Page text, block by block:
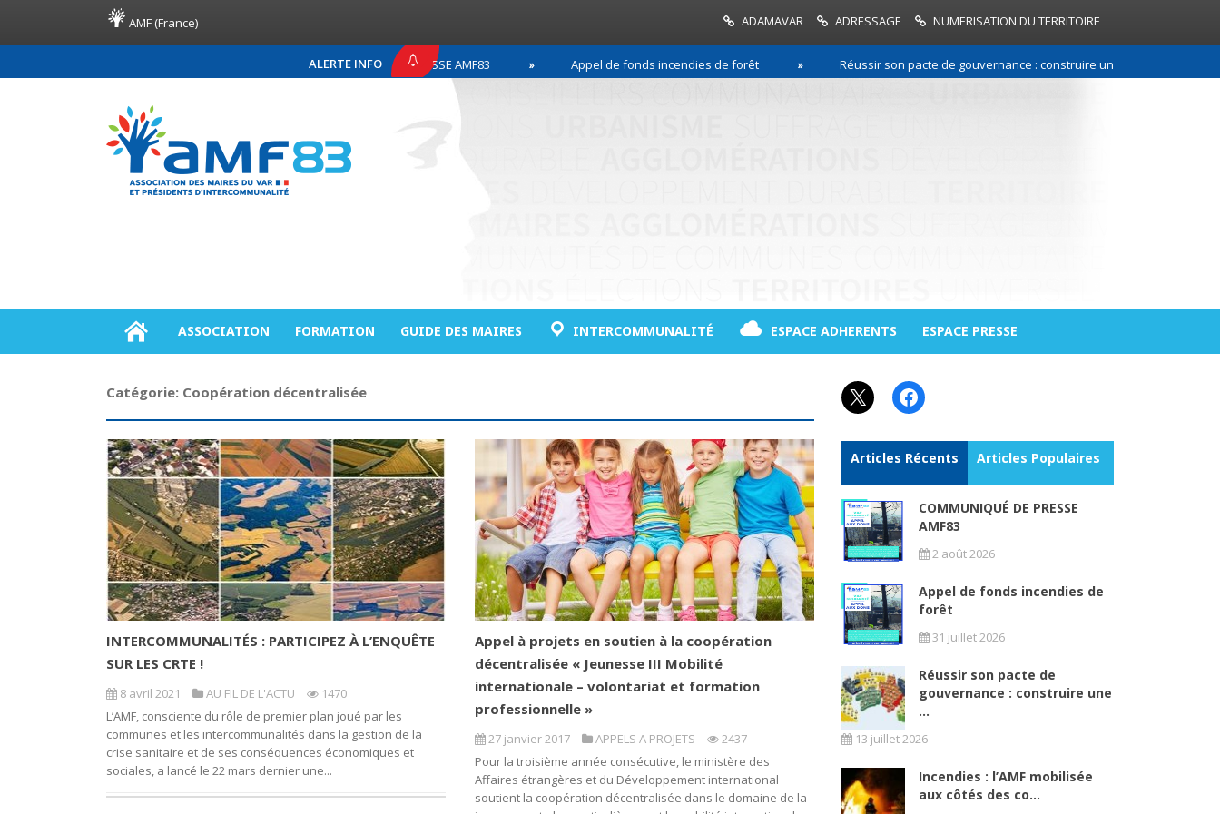
AMF (France) ADAMAVAR ADRESSAGE NUMERISATION DU TERRITOIRE
ALERTE INFO
COMMUNIQUÉ DE PRESSE AMF83 Appel de fonds incendies de forêt Réussir son pacte de gouvernance : construire une relation de
ASSOCIATION FORMATION GUIDE DES MAIRES INTERCOMMUNALITÉ ESPACE ADHERENTS ESPACE PRESSE
Catégorie: Coopération décentralisée
INTERCOMMUNALITÉS : PARTICIPEZ À L’ENQUÊTE
SUR LES CRTE !
8 avril 2021 AU FIL DE L'ACTU
1470
L’AMF, consciente du rôle de premier plan joué par les
communes et les intercommunalités dans la gestion de la
crise sanitaire et de ses conséquences économiques et
sociales, a lancé le 22 mars dernier une...
Appel à projets en soutien à la coopération
décentralisée « Jeunesse III Mobilité
internationale – volontariat et formation
professionnelle »
27 janvier 2017 APPELS A PROJETS
2437
Pour la troisième année consécutive, le ministère des
Affaires étrangères et du Développement international
soutient la coopération décentralisée dans le domaine de la
X Facebook
Articles Récents Articles Populaires
COMMUNIQUÉ DE PRESSE
AMF83
2 août 2026
Appel de fonds incendies de
forêt
31 juillet 2026
Réussir son pacte de
gouvernance : construire une
...
13 juillet 2026
Incendies : l’AMF mobilisée
aux côtés des co...